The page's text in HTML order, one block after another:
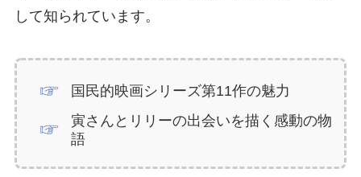
して知られています。
国民的映画シリーズ第11作の魅力
寅さんとリリーの出会いを描く感動の物
語